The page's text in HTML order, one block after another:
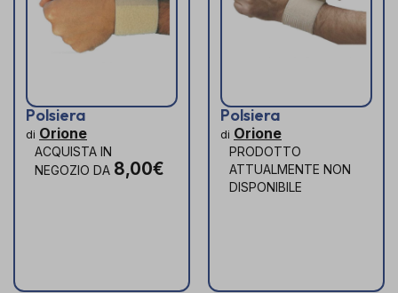
Polsiera
di Orione
ACQUISTA IN
NEGOZIO DA 8,00€
Polsiera
di Orione
PRODOTTO
ATTUALMENTE NON
DISPONIBILE